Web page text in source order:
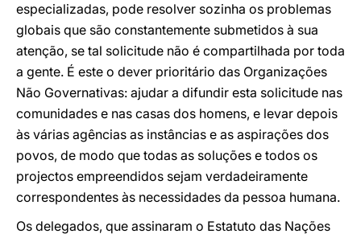
especializadas, pode resolver sozinha os problemas
globais que são constantemente submetidos à sua
atenção, se tal solicitude não é compartilhada por toda
a gente. É este o dever prioritário das Organizações
Não Governativas: ajudar a difundir esta solicitude nas
comunidades e nas casas dos homens, e levar depois
às várias agências as instâncias e as aspirações dos
povos, de modo que todas as soluções e todos os
projectos empreendidos sejam verdadeiramente
correspondentes às necessidades da pessoa humana.
Os delegados, que assinaram o Estatuto das Nações